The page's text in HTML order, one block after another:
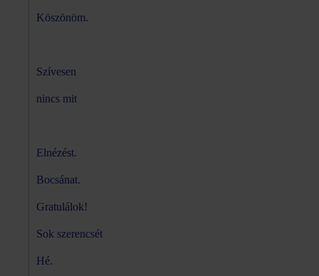
Köszönöm.
Szívesen
nincs mit
Elnézést.
Bocsánat.
Gratulálok!
Sok szerencsét
Hé.